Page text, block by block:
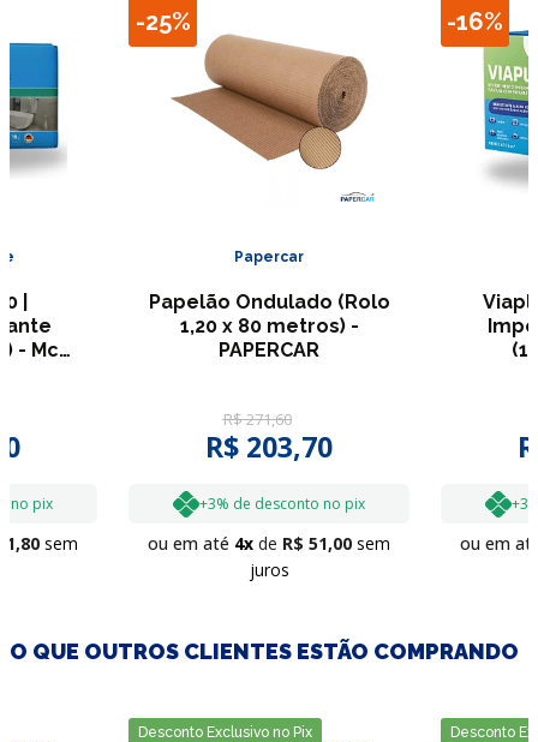
|
- Mc
no pix
,80 sem
-25%
Papercar
Papelão Ondulado (Rolo
1,20 x 80 metros) -
PAPERCAR
R$271,60
R$ 203,70
+3% de desconto no pix
ou em até 4 R$ 51,00 sem
juros
-16%
ou em
O QUE OUTROS CLIENTES ESTÃO COMPRANDO
Desconto Exclusivo no Pix Desconto